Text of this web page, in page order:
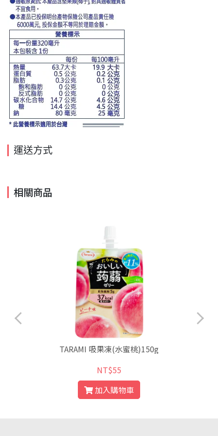
運送方式
相關商品
TARAMI 吸果凍(水蜜桃)150g
NT$55
加入購物車